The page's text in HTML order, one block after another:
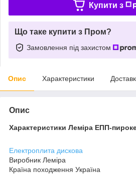
Купити з
Що таке купити з Пром?
Замовлення під захистом
Опис Характеристики
Опис
Характеристики Леміра ЕПП-
Електроплита дискова
Виробник Леміра
Країна походження Україна